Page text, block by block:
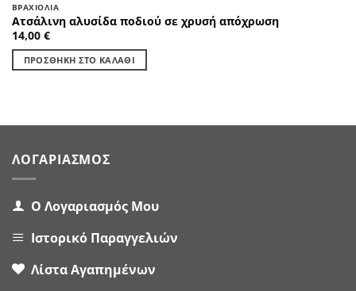
ΒΡΑΧΙΌΛΙΑ
Ατσάλινη αλυσίδα ποδιού σε χρυσή απόχρωση
14,00 €
ΠΡΟΣΘΉΚΗ ΣΤΟ ΚΑΛΆΘΙ
ΛΟΓΑΡΙΑΣΜΌΣ
Ο Λογαριασμός Μου
Ιστορικό Παραγγελιών
Λίστα Αγαπημένων